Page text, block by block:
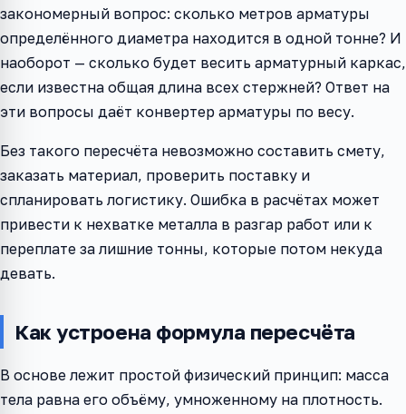
закономерный вопрос: сколько метров арматуры
определённого диаметра находится в одной тонне? И
наоборот — сколько будет весить арматурный каркас,
если известна общая длина всех стержней? Ответ на
эти вопросы даёт конвертер арматуры по весу.
Без такого пересчёта невозможно составить смету,
заказать материал, проверить поставку и
спланировать логистику. Ошибка в расчётах может
привести к нехватке металла в разгар работ или к
переплате за лишние тонны, которые потом некуда
девать.
Как устроена формула пересчёта
В основе лежит простой физический принцип: масса
тела равна его объёму, умноженному на плотность.